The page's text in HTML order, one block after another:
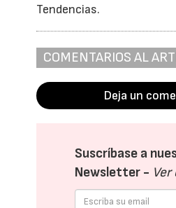
Tendencias.
COMENTARIOS AL
Deja un
Suscríbase a
Newsletter -